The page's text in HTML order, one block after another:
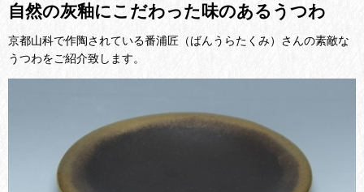
自然の灰釉にこだわった味のあるうつわ
京都山科で作陶されている番浦匠（ばんうらたくみ）さんの素敵な
うつわをご紹介致します。